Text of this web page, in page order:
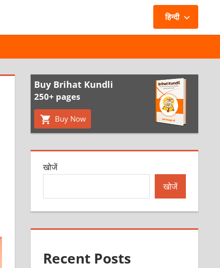
हिन्दी
Buy Brihat Kundli
250+ pages
Buy Now
खोजें
खोजें
Recent Posts